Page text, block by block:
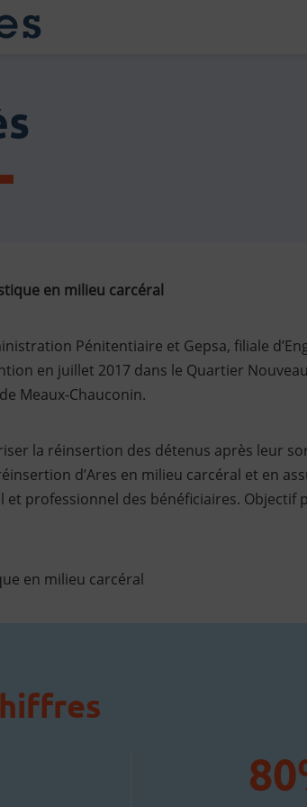
en milieu carcéral
Pénitentiaire et Gepsa, filiale
en juillet 2017 dans le Quartier
Meaux-Chauconin.
la réinsertion des détenus après leur
d’Ares en milieu carcéral et en
et professionnel des bénéficiaires.
en milieu carcéral